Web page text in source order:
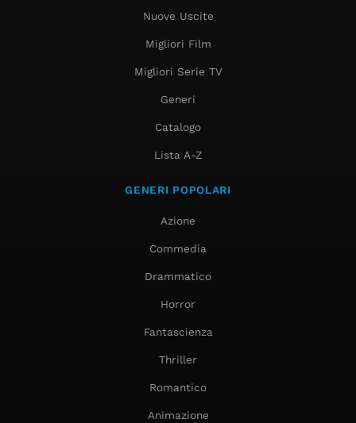
Nuove Uscite
Migliori Film
Migliori Serie TV
Generi
Catalogo
Lista A-Z
GENERI POPOLARI
Azione
Commedia
Drammatico
Horror
Fantascienza
Thriller
Romantico
Animazione